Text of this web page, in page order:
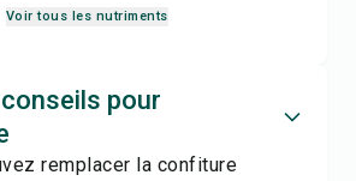
Voir tous les nutriments
pour
remplacer la confiture